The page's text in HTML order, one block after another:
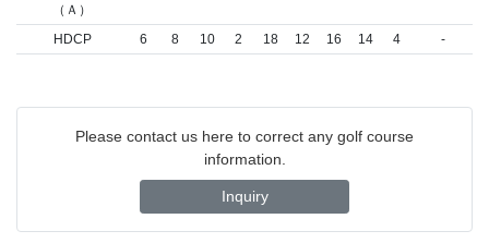
（Ａ）
HDCP 6 8 10 2 18 12 16 14 4 -
Please contact us here to correct any golf course
information.
Inquiry